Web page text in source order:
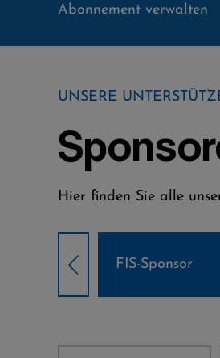
Abonnement verwalten
UNSERE
Hier finden Sie alle
Weltcup-
Damen